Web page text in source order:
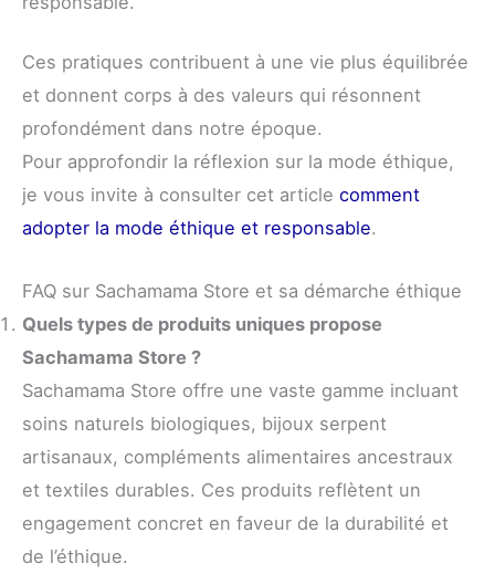
Ces pratiques contribuent à une vie plus équilibrée
et donnent corps à des valeurs qui résonnent
profondément dans notre époque.
Pour approfondir la réflexion sur la mode éthique,
je vous invite à consulter cet article comment
adopter la mode éthique et responsable.
FAQ sur Sachamama Store et sa démarche éthique
Quels types de produits uniques propose
Sachamama Store ?
Sachamama Store offre une vaste gamme incluant
soins naturels biologiques, bijoux serpent
artisanaux, compléments alimentaires ancestraux
et textiles durables. Ces produits reflètent un
engagement concret en faveur de la durabilité et
de l’éthique.